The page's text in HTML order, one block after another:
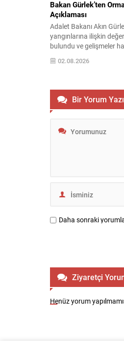
Bakan Gürlek’ten
Açıklaması
Adalet Bakanı Akın
yangınlarına ilişkin
bulundu ve gelişmeler
verdi. Yapılan
mücadele sürecinin
koordinasyonunun hem
bölgelere yönelik destek
öncelikli olduğuna dikkat
çalışmaların...
02.08.2026
Bir Yorum
Daha sonraki
Ziyaretçi
Henüz yorum